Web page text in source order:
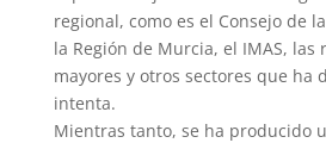
regional, como es el Consejo de
la Región de Murcia, el IMAS, las
mayores y otros sectores que ha
intenta.
Mientras tanto, se ha producido